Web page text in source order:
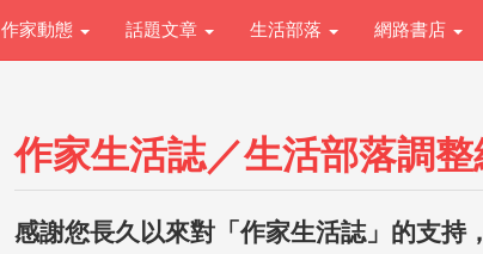
作家動態 話題文章 生活部落 網路書店
作家生活誌／生活部落調
感謝您長久以來對「作家生活誌」的支持